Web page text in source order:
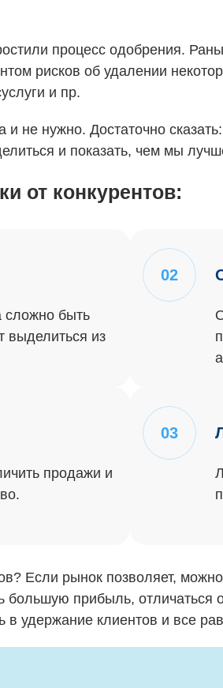
процесс одобрения.
рисков об удалении
и пр.
не нужно. Достаточно
и показать, чем мы
от конкурентов:
сложно быть
выделиться из
02
продажи и
03
Если рынок позволяет,
прибыль, отличаться
удержание клиентов и все